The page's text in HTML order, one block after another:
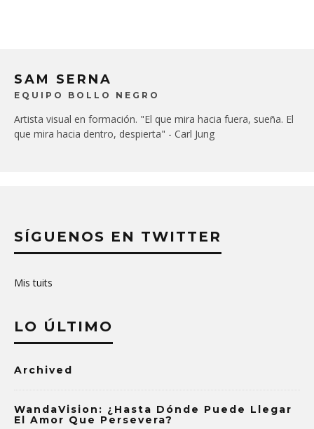
SAM SERNA
EQUIPO BOLLO NEGRO
Artista visual en formación. "El que mira hacia fuera, sueña. El
que mira hacia dentro, despierta" - Carl Jung
SÍGUENOS EN TWITTER
Mis tuits
LO ÚLTIMO
Archived
WandaVision: ¿Hasta Dónde Puede Llegar
El Amor Que Persevera?